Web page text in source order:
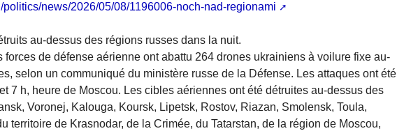
politics/news/2026/05/08/1196006-noch-nad-regionami
au-dessus des régions russes dans la nuit.
forces de défense aérienne ont abattu 264 drones ukrainiens à voilure fixe au-
selon un communiqué du ministère russe de la Défense. Les attaques ont été
7 h, heure de Moscou. Les cibles aériennes ont été détruites au-dessus des
Voronej, Kalouga, Koursk, Lipetsk, Rostov, Riazan, Smolensk, Toula,
territoire de Krasnodar, de la Crimée, du Tatarstan, de la région de Moscou,